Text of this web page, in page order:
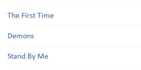
The First Time
Demons
Stand By Me